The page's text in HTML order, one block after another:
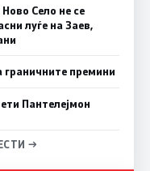
Село не се
луѓе на Заев,
премини
Пантелејмон
→